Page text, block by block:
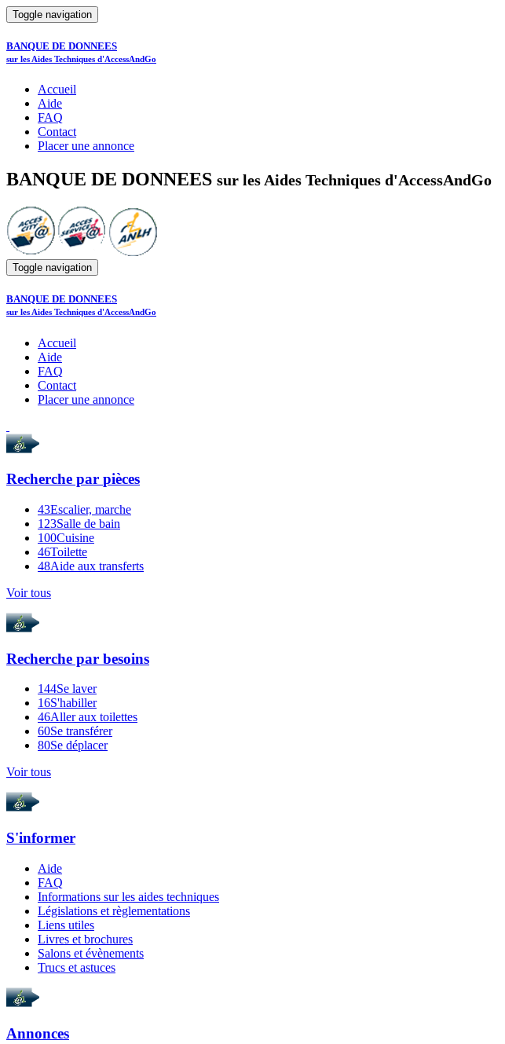
Toggle navigation
BANQUE DE DONNEES
sur les Aides Techniques d'AccessAndGo
Accueil
Aide
FAQ
Contact
Placer une annonce
BANQUE DE DONNEES sur les Aides Techniques d'AccessAndGo
Toggle navigation
BANQUE DE DONNEES
sur les Aides Techniques d'AccessAndGo
Accueil
Aide
FAQ
Contact
Placer une annonce
Recherche par pièces
43Escalier, marche
123Salle de bain
100Cuisine
46Toilette
48Aide aux transferts
Voir tous
Recherche par besoins
144Se laver
16S'habiller
46Aller aux toilettes
60Se transférer
80Se déplacer
Voir tous
S'informer
Aide
FAQ
Informations sur les aides techniques
Législations et règlementations
Liens utiles
Livres et brochures
Salons et évènements
Trucs et astuces
Annonces